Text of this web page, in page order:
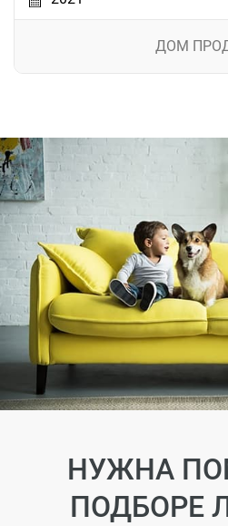
ДОМ
НУЖНА
ПОДБОРЕ